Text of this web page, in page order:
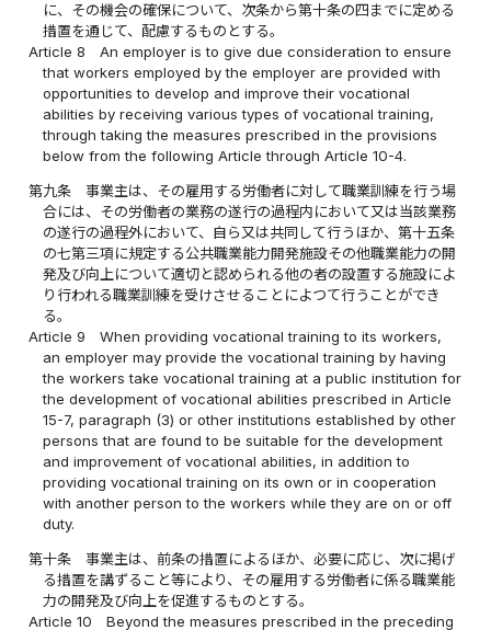
に、その機会の確保について、次条から第十条の四までに定める
措置を通じて、配慮するものとする。
Article 8
An employer is to give due consideration to ensure
that workers employed by the employer are provided with
opportunities to develop and improve their vocational
abilities by receiving various types of vocational training,
through taking the measures prescribed in the provisions
below from the following Article through Article 10-4.
第九条
事業主は、その雇用する労働者に対して職業訓練を行う場
合には、その労働者の業務の遂行の過程内において又は当該業務
の遂行の過程外において、自ら又は共同して行うほか、第十五条
の七第三項に規定する公共職業能力開発施設その他職業能力の開
発及び向上について適切と認められる他の者の設置する施設によ
り行われる職業訓練を受けさせることによつて行うことができ
る。
Article 9
When providing vocational training to its workers,
an employer may provide the vocational training by having
the workers take vocational training at a public institution for
the development of vocational abilities prescribed in Article
15-7, paragraph (3) or other institutions established by other
persons that are found to be suitable for the development
and improvement of vocational abilities, in addition to
providing vocational training on its own or in cooperation
with another person to the workers while they are on or off
duty.
第十条
事業主は、前条の措置によるほか、必要に応じ、次に掲げ
る措置を講ずること等により、その雇用する労働者に係る職業能
力の開発及び向上を促進するものとする。
Article 10
Beyond the measures prescribed in the preceding